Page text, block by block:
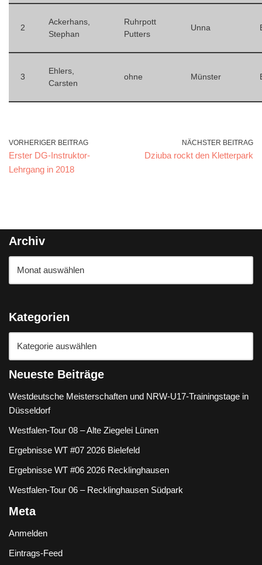
2
Ackerhans,
Stephan
Ruhrpott
Putters
Unna
3
Ehlers,
Carsten
ohne Münster
VORHERIGER BEITRAG
Erster DG-Instruktor-
Lehrgang in 2018
NÄCHSTER BEITRAG
Dziuba rockt den Kletterpark
Archiv
Kategorien
Neueste Beiträge
Westdeutsche Meisterschaften und NRW-U17-Trainingstage in
Düsseldorf
Westfalen-Tour 08 – Alte Ziegelei Lünen
Ergebnisse WT #07 2026 Bielefeld
Ergebnisse WT #06 2026 Recklinghausen
Westfalen-Tour 06 – Recklinghausen Südpark
Meta
Anmelden
Eintrags-Feed